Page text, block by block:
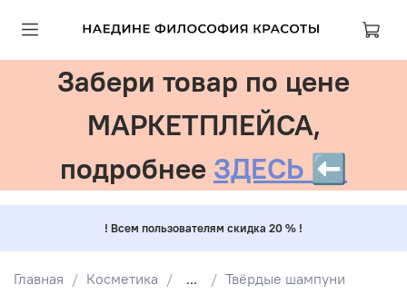
Забери товар по цене
МАРКЕТПЛЕЙСА,
подробнее ЗДЕСЬ ⬅️
! Всем пользователям скидка 20 % !
Главная Косметика ... Твёрдые шампуни